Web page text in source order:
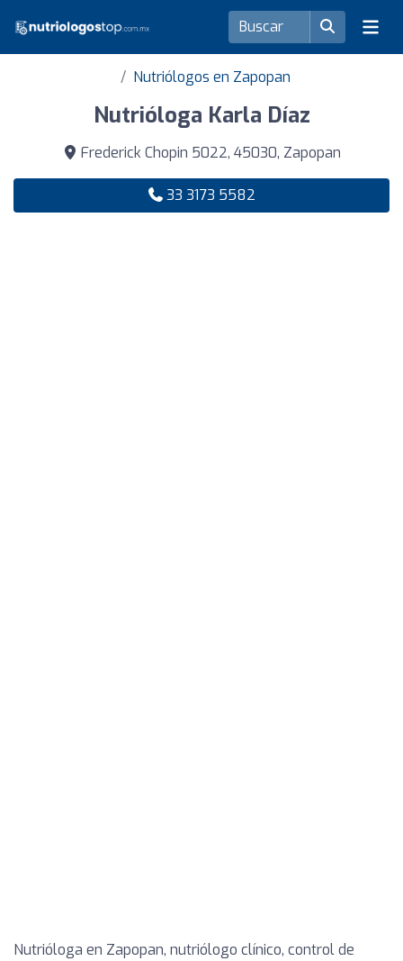
Nutriólogos en Zapopan
Nutrióloga Karla Díaz
Frederick Chopin 5022, 45030, Zapopan
33 3173 5582
Nutrióloga en Zapopan, nutriólogo clínico, control de